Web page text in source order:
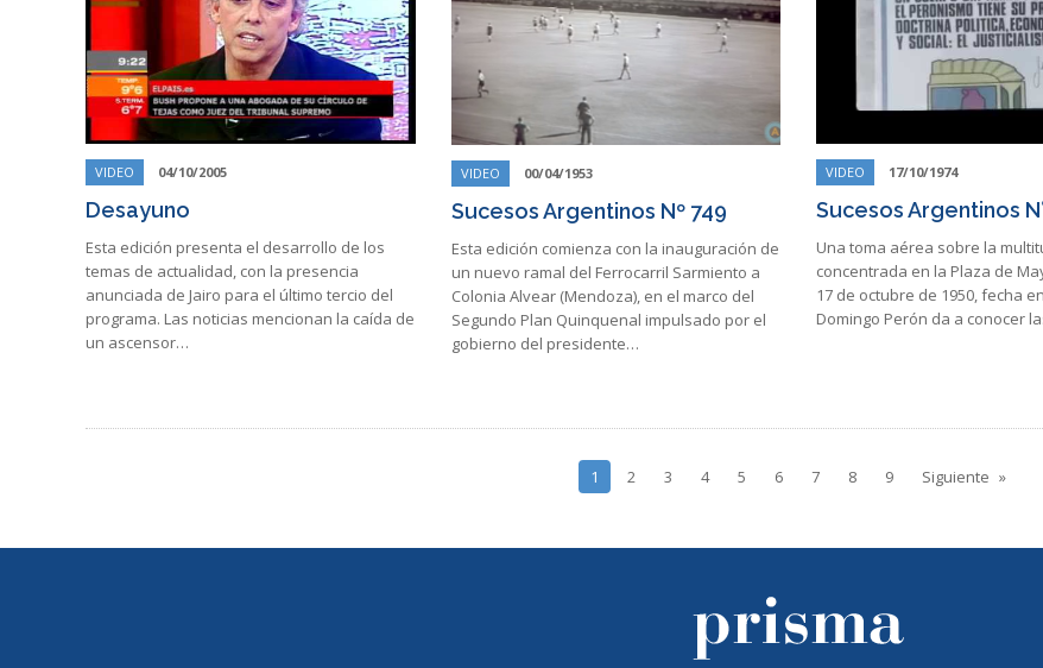
VIDEO 04/10/2005
Desayuno
Esta edición presenta el desarrollo de los
temas de actualidad, con la presencia
anunciada de Jairo para el último tercio del
programa. Las noticias mencionan la caída de
un ascensor…
VIDEO 00/04/1953
Sucesos Argentinos Nº 749
Esta edición comienza con la inauguración de
un nuevo ramal del Ferrocarril Sarmiento a
Colonia Alvear (Mendoza), en el marco del
Segundo Plan Quinquenal impulsado por el
gobierno del presidente…
VIDEO 17/10/1974
Sucesos Argentinos
Una toma aérea sobre la
concentrada en la Plaza de
17 de octubre de 1950, fecha
Domingo Perón da a conocer
1 2 3 4 5 6 7 8 9 Siguiente